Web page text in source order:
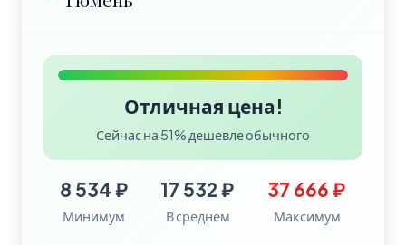
Отличная цена!
Сейчас на 51% дешевле обычного
8 534 ₽
Минимум
17 532 ₽
В среднем
37 666 ₽
Максимум